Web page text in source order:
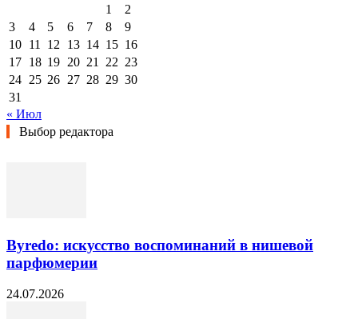
1
2
3
4 5 6 7 8
9
10 11 12 13 14 15 16
17 18 19 20 21 22 23
24 25 26 27 28 29 30
31
« Июл
Выбор редактора
Byredo: искусство воспоминаний в нишевой
парфюмерии
24.07.2026